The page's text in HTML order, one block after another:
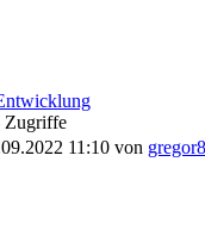
Zugriffe
11:10 von